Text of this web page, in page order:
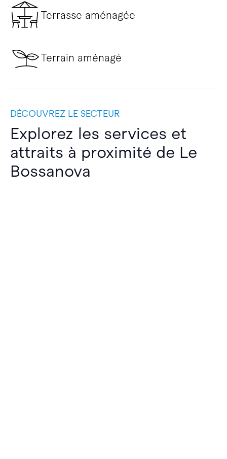
Terrasse aménagée
Terrain aménagé
DÉCOUVREZ LE SECTEUR
Explorez les services et
attraits à proximité de Le
Bossanova